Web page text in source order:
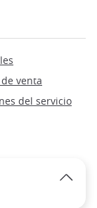
venta
del servicio